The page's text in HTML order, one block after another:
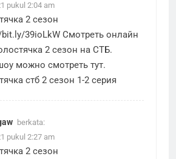
pukul 2:04 am
2 сезон
39ioLkW Смотреть онлайн
2 сезон на СТБ.
можно смотреть тут.
стб 2 сезон 1-2 серия
berkata:
pukul 2:27 am
2 сезон